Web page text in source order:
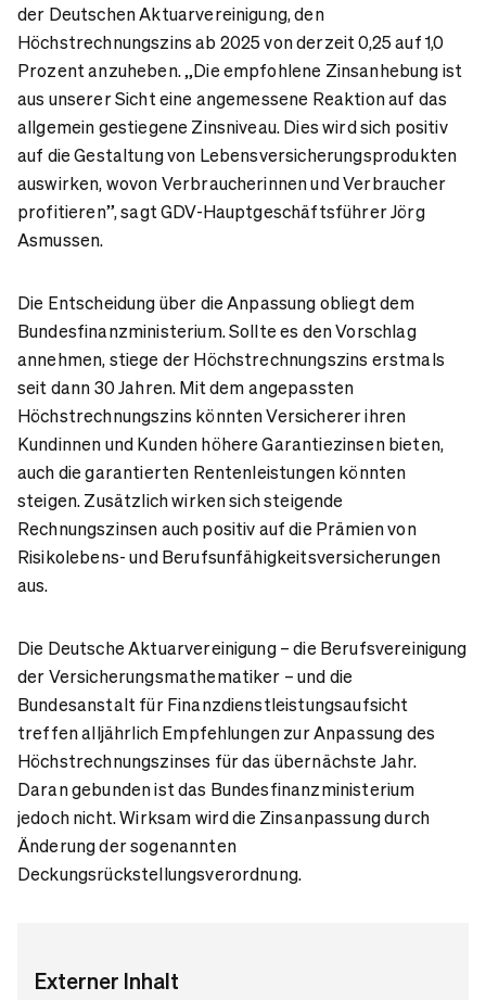
der Deutschen Aktuarvereinigung, den
Höchstrechnungszins ab 2025 von derzeit 0,25 auf 1,0
Prozent anzuheben. „Die empfohlene Zinsanhebung ist
aus unserer Sicht eine angemessene Reaktion auf das
allgemein gestiegene Zinsniveau. Dies wird sich positiv
auf die Gestaltung von Lebensversicherungsprodukten
auswirken, wovon Verbraucherinnen und Verbraucher
profitieren”, sagt GDV-Hauptgeschäftsführer Jörg
Asmussen.
Die Entscheidung über die Anpassung obliegt dem
Bundesfinanzministerium. Sollte es den Vorschlag
annehmen, stiege der Höchstrechnungszins erstmals
seit dann 30 Jahren. Mit dem angepassten
Höchstrechnungszins könnten Versicherer ihren
Kundinnen und Kunden höhere Garantiezinsen bieten,
auch die garantierten Rentenleistungen könnten
steigen. Zusätzlich wirken sich steigende
Rechnungszinsen auch positiv auf die Prämien von
Risikolebens- und Berufsunfähigkeitsversicherungen
aus.
Die Deutsche Aktuarvereinigung – die Berufsvereinigung
der Versicherungsmathematiker – und die
Bundesanstalt für Finanzdienstleistungsaufsicht
treffen alljährlich Empfehlungen zur Anpassung des
Höchstrechnungszinses für das übernächste Jahr.
Daran gebunden ist das Bundesfinanzministerium
jedoch nicht. Wirksam wird die Zinsanpassung durch
Änderung der sogenannten
Deckungsrückstellungsverordnung.
Externer Inhalt